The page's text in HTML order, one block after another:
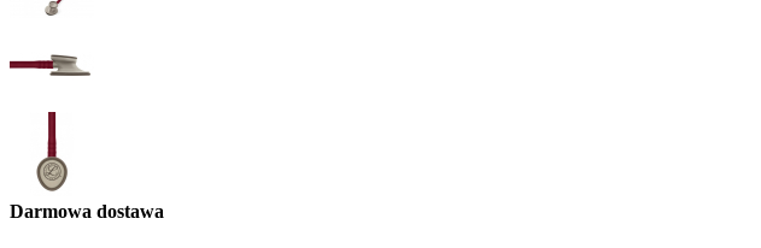
Darmowa dostawa